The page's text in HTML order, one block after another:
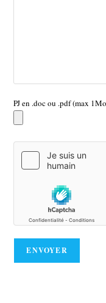
PJ en .doc ou .pdf (max